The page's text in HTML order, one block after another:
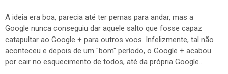
A ideia era boa, parecia até ter pernas para andar, mas a
Google nunca conseguiu dar aquele salto que fosse capaz
catapultar ao Google + para outros voos. Infelizmente, tal não
aconteceu e depois de um "bom" período, o Google + acabou
por cair no esquecimento de todos, até da própria Google...